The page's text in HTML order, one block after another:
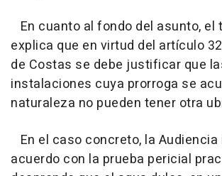
En cuanto al fondo del asunto, el
explica que en virtud del artículo
de Costas se debe justificar que
instalaciones cuya prorroga se
naturaleza no pueden tener otra
En el caso concreto, la
acuerdo con la prueba pericial